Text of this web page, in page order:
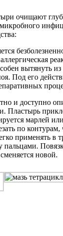
очищают
вытянуть
Под его
и доступно
Пластырь
марлей
по
применять в
новой.